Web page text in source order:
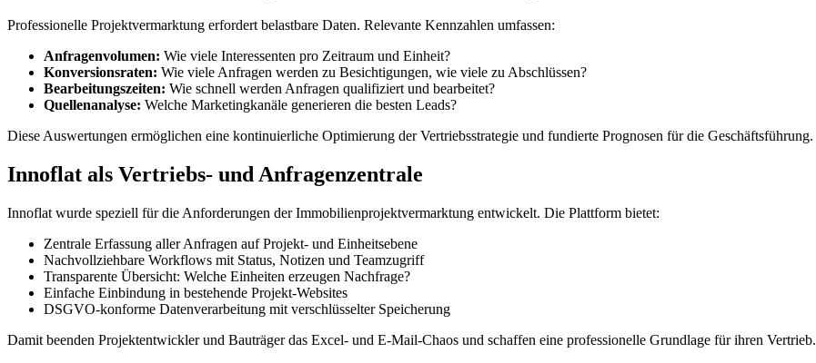
Professionelle Projektvermarktung erfordert belastbare Daten. Relevante Kennzahlen umfassen:
Anfragenvolumen: Wie viele Interessenten pro Zeitraum und Einheit?
Konversionsraten: Wie viele Anfragen werden zu Besichtigungen, wie viele zu Abschlüssen?
Bearbeitungszeiten: Wie schnell werden Anfragen qualifiziert und bearbeitet?
Quellenanalyse: Welche Marketingkanäle generieren die besten Leads?
Diese Auswertungen ermöglichen eine kontinuierliche Optimierung der Vertriebsstrategie und fundierte Prognosen für die Geschäftsführung.
Innoflat als Vertriebs- und Anfragenzentrale
Innoflat wurde speziell für die Anforderungen der Immobilienprojektvermarktung entwickelt. Die Plattform bietet:
Zentrale Erfassung aller Anfragen auf Projekt- und Einheitsebene
Nachvollziehbare Workflows mit Status, Notizen und Teamzugriff
Transparente Übersicht: Welche Einheiten erzeugen Nachfrage?
Einfache Einbindung in bestehende Projekt-Websites
DSGVO-konforme Datenverarbeitung mit verschlüsselter Speicherung
Damit beenden Projektentwickler und Bauträger das Excel- und E-Mail-Chaos und schaffen eine professionelle Grundlage für ihren Vertrieb.